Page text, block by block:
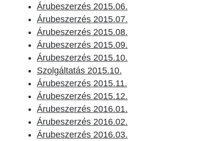
Árubeszerzés 2015.06.
Árubeszerzés 2015.07.
Árubeszerzés 2015.08.
Árubeszerzés 2015.09.
Árubeszerzés 2015.10.
Szolgáltatás 2015.10.
Árubeszerzés 2015.11.
Árubeszerzés 2015.12.
Árubeszerzés 2016.01.
Árubeszerzés 2016.02.
Árubeszerzés 2016.03.